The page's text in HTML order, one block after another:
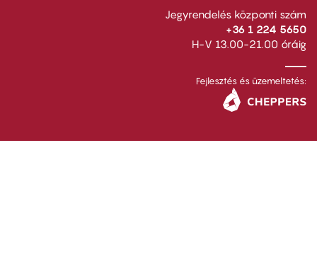
Jegyrendelés központi szám
+36 1 224 5650
H-V 13.00-21.00 óráig
Fejlesztés és üzemeltetés: